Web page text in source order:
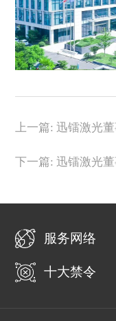
上一篇: 迅镭激光董事长颜章健率队赴欧洲进行商务考
下一篇: 迅镭激光
服务网络
十大禁令